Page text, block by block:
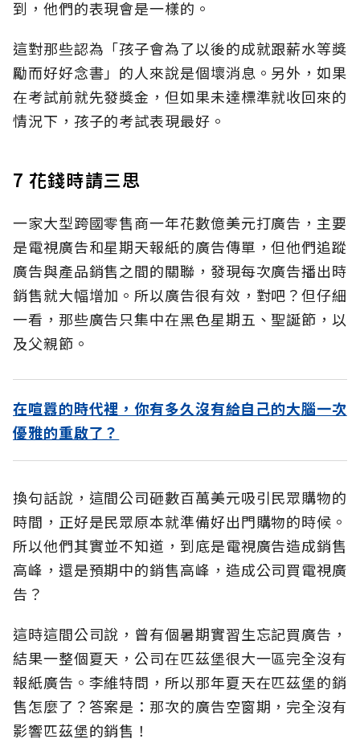
到，他們的表現會是一樣的。
這對那些認為「孩子會為了以後的成就跟薪水等獎
勵而好好念書」的人來說是個壞消息。另外，如果
在考試前就先發獎金，但如果未達標準就收回來的
情況下，孩子的考試表現最好。
7 花錢時請三思
一家大型跨國零售商一年花數億美元打廣告，主要
是電視廣告和星期天報紙的廣告傳單，但他們追蹤
廣告與產品銷售之間的關聯，發現每次廣告播出時
銷售就大幅增加。所以廣告很有效，對吧？但仔細
一看，那些廣告只集中在黑色星期五、聖誕節，以
及父親節。
在喧囂的時代裡，你有多久沒有給自己的大腦一次
優雅的重啟了？
換句話說，這間公司砸數百萬美元吸引民眾購物的
時間，正好是民眾原本就準備好出門購物的時候。
所以他們其實並不知道，到底是電視廣告造成銷售
高峰，還是預期中的銷售高峰，造成公司買電視廣
告？
這時這間公司說，曾有個暑期實習生忘記買廣告，
結果一整個夏天，公司在匹茲堡很大一區完全沒有
報紙廣告。李維特問，所以那年夏天在匹茲堡的銷
售怎麼了？答案是：那次的廣告空窗期，完全沒有
影響匹茲堡的銷售！